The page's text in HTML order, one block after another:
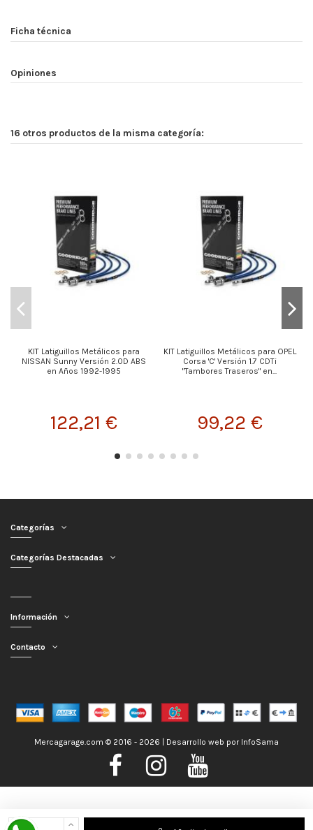
Nos encontramos de Vacaciones, no obstante los pedidos hechos se
Ficha técnica
Opiniones
16 otros productos de la misma categoría:
KIT Latiguillos Metálicos para
NISSAN Sunny Versión 2.0D ABS
en Años 1992-1995
122,21 €
KIT Latiguillos Metálicos para OPEL
Corsa 'C' Versión 1.7 CDTi
"Tambores Traseros" en...
99,22 €
Categorías
Categorías Destacadas
Información
Contacto
Mercagarage.com © 2016 - 2026 | Desarrollo web por InfoSama